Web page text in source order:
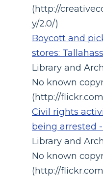
(http://
y/2.0/)
Boycott and
stores:
Library and
No known
(http://
Civil rights
being arrested
Library and
No known
(http://